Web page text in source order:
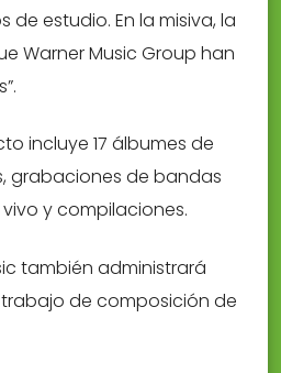
de estudio. En la misiva, la
Warner Music Group han
incluye 17 álbumes de
grabaciones de bandas
y compilaciones.
también administrará
de composición de